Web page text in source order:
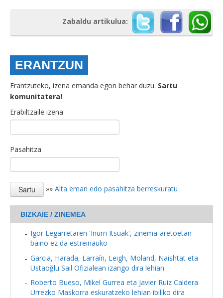
Zabaldu artikulua:
ERANTZUN
Erantzuteko, izena emanda egon behar duzu. Sartu
komunitatera!
Erabiltzaile izena
Pasahitza
»» Alta eman edo pasahitza berreskuratu
BIZKAIE / ZINEMEA
Igor Legarretaren 'Inurri Itsuak', zinema-aretoetan
baino ez da estreinauko
Garcia, Harada, Larraín, Leigh, Moland, Naishtat eta
Ustaoğlu Sail Ofizialean izango dira lehian
Roberto Bueso, Mikel Gurrea eta Javier Ruiz Caldera
Urrezko Maskorra eskuratzeko lehian ibiliko dira